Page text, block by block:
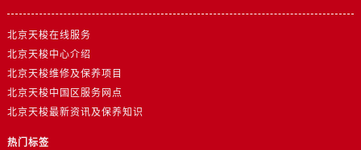
北京天梭在线服务
北京天梭中心介绍
北京天梭维修及保养项目
北京天梭中国区服务网点
北京天梭最新资讯及保养知识
热门标签